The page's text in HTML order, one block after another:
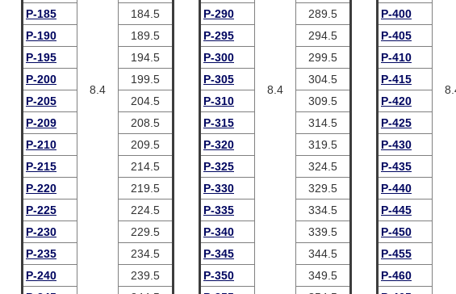
8.4
P-185
184.5
P-190
189.5
P-195
194.5
P-200
199.5
P-205
204.5
P-209
208.5
P-210
209.5
P-215
214.5
P-220
219.5
P-225
224.5
P-230
229.5
P-235
234.5
P-240
239.5
8.4
P-290
289.5
P-295
294.5
P-300
299.5
P-305
304.5
P-310
309.5
P-315
314.5
P-320
319.5
P-325
324.5
P-330
329.5
P-335
334.5
P-340
339.5
P-345
344.5
P-350
349.5
P-400
P-405
P-410
P-415
P-420
P-425
P-430
P-435
P-440
P-445
P-450
P-455
P-460